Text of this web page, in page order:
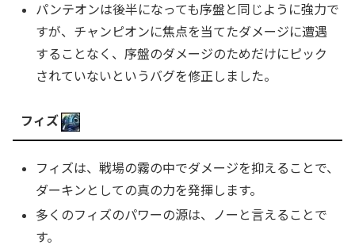
パンテオンは後半になっても序盤と同じように強力で
すが、チャンピオンに焦点を当てたダメージに遭遇
することなく、序盤のダメージのためだけにピック
されていないというバグを修正しました。
フィズ
フィズは、戦場の霧の中でダメージを抑えることで、
ダーキンとしての真の力を発揮します。
多くのフィズのパワーの源は、ノーと言えることで
す。